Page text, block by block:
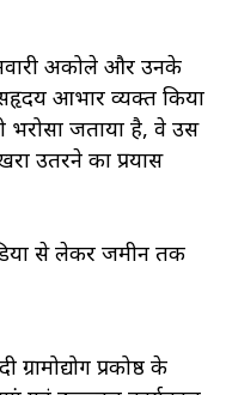
अकोले और उनके
आभार व्यक्त किया
भरोसा जताया है, वे उस
उतरने का प्रयास
से लेकर जमीन तक
प्रकोष्ठ के